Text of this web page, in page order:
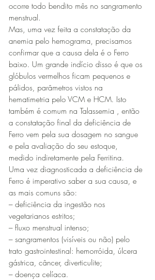
ocorre todo bendito mês no sangramento
menstrual.
Mas, uma vez feita a constatação da
anemia pelo hemograma, precisamos
confirmar que a causa dela é o Ferro
baixo. Um grande indício disso é que os
glóbulos vermelhos ficam pequenos e
pálidos, parâmetros vistos na
hematimetria pelo VCM e HCM. Isto
também é comum na Talassemia , então
a constatação final da deficiência de
Ferro vem pela sua dosagem no sangue
e pela avaliação do seu estoque,
medido indiretamente pela Ferritina.
Uma vez diagnosticada a deficiência de
Ferro é imperativo saber a sua causa, e
as mais comuns são:
– deficiência da ingestão nos
vegetarianos estritos;
– fluxo menstrual intenso;
– sangramentos (visíveis ou não) pelo
trato gastrointestinal: hemorróida, úlcera
gástrica, câncer, diverticulite;
– doença celíaca.